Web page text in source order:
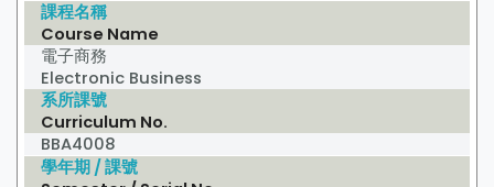
課程名稱
Course Name
電子商務
Electronic Business
系所課號
Curriculum No.
BBA4008
學年期 / 課號